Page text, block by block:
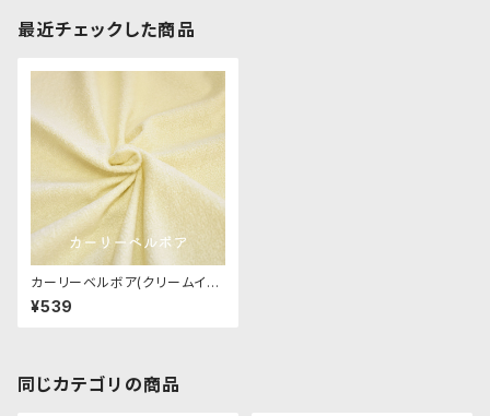
最近チェックした商品
カーリーベルボア(クリームイエ
ロー)CB008 ぬいぐるみ用短毛
カールボア生地 20cm
¥539
同じカテゴリの商品